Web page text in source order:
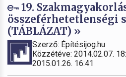
19.
összeférhetetlenségi
(TÁBLÁZAT) »
Szerző: Építésijog.hu
Közzétéve: 2014.02.07.
2015.01.26. 16:41